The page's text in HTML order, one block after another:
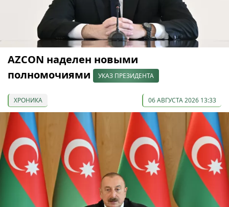
AZCON наделен новыми
полномочиями
УКАЗ ПРЕЗИДЕНТА
ХРОНИКА 06 АВГУСТА 2026 13:33